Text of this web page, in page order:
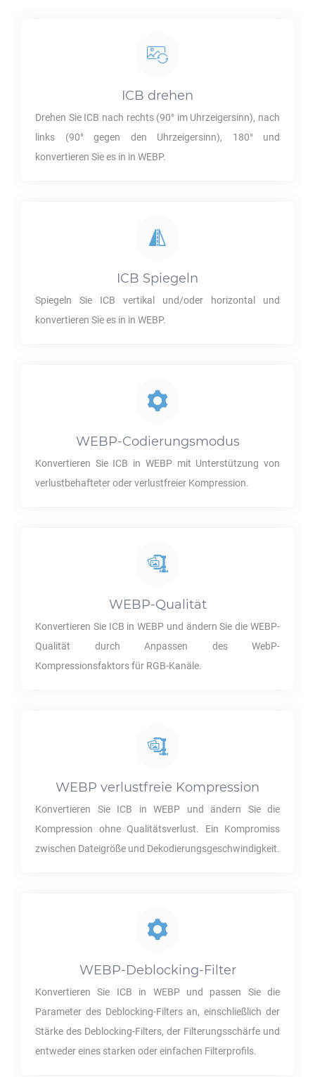
ICB drehen
Drehen Sie ICB nach rechts (90° im Uhrzeigersinn), nach
links (90° gegen den Uhrzeigersinn), 180° und
konvertieren Sie es in in WEBP.
ICB Spiegeln
Spiegeln Sie ICB vertikal und/oder horizontal und
konvertieren Sie es in in WEBP.
WEBP-Codierungsmodus
Konvertieren Sie ICB in WEBPmit Unterstützung von
verlustbehafteter oder verlustfreier Kompression.
WEBP-Qualität
Konvertieren Sie ICB inWEBP und ändern Sie dieWEBP-
Qualität durch Anpassen des WebP-
Kompressionsfaktors für RGB-Kanäle.
WEBP verlustfreie Kompression
Konvertieren Sie ICB in WEBP und ändern Sie die
Kompression ohne Qualitätsverlust. Ein Kompromiss
zwischen Dateigröße und Dekodierungsgeschwindigkeit.
WEBP-Deblocking-Filter
Konvertieren Sie ICB in WEBPund passen Sie die
Parameter des Deblocking-Filters an, einschließlich der
Stärke des Deblocking-Filters, der Filterungsschärfe und
entweder eines starken oder einfachen Filterprofils.